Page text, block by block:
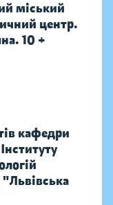
міський
центр.
10 +
кафедри
"Львівська